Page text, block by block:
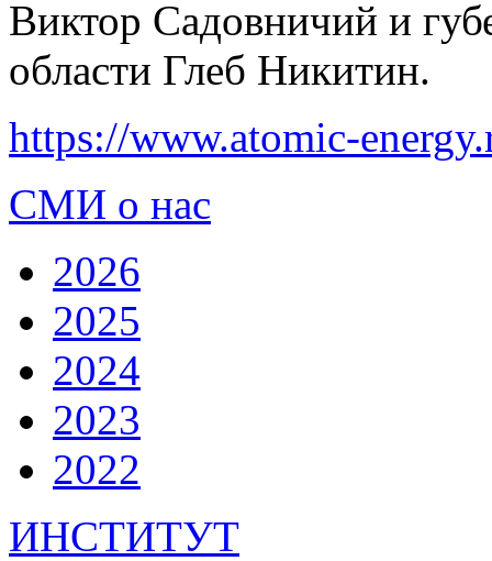
Виктор Садовничий и
области Глеб Никитин.
https://www.atomic-
СМИ о нас
2026
2025
2024
2023
2022
ИНСТИТУТ